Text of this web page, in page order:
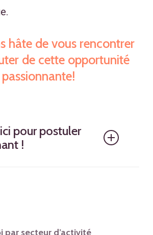
hâte de vous rencontrer
de cette opportunité
passionnante!
pour postuler
!
par secteur d’activité